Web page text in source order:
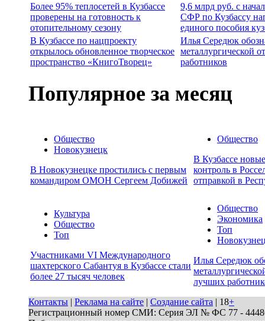
Более 95% теплосетей в Кузбассе
проверены на готовность к
отопительному сезону
9,6 млрд руб. с
СФР по Кузбассу
единого пособия
В Кузбассе по нацпроекту
открылось обновленное творческое
пространство «КнигоТворец»
Илья Середюк
металлургической
работников
Популярное за месяц
Общество
Новокузнецк
В Новокузнецке простились с первым
командиром ОМОН Сергеем Добижей
Общество
В Кузбассе
контроль в
отправкой в
Культура
Общество
Топ
Участниками VI Международного
шахтерского Сабантуя в Кузбассе стали
более 27 тысяч человек
Общество
Экономика
Топ
Илья Середюк
лучших
Контакты | Реклама на сайте | Создание сайта | 18+
Регистрационный номер СМИ: Серия ЭЛ № ФС 77 - 44486